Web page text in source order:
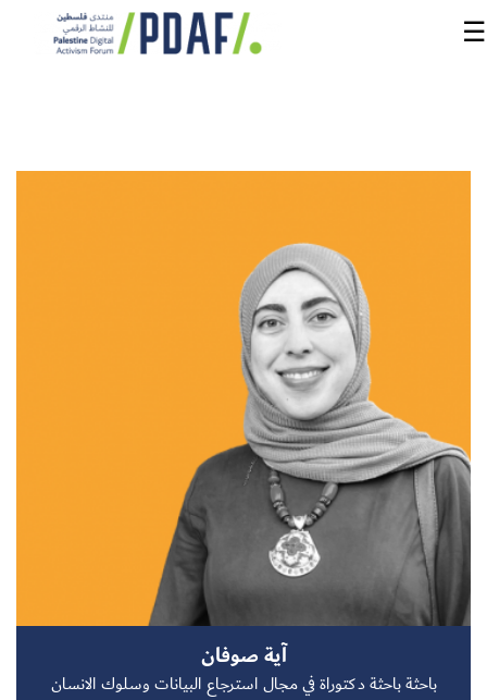
سنوات
سابقة
سجل الآن
☰
آية صوفان
باحثة باحثة دكتوراة في مجال استرجاع البيانات وسلوك الانسان